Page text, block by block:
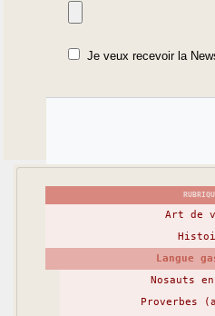
Je veux recevoir la
Art de
Langue
Nosauts
Proverbes